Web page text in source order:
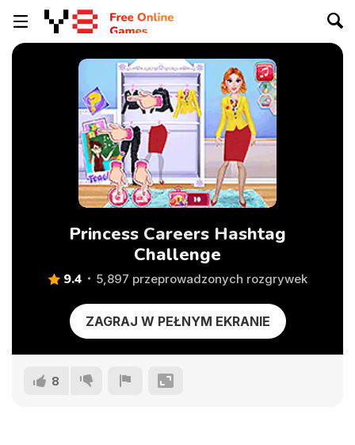
Princess Careers Hashtag
Challenge
9.4 5,897 przeprowadzonych rozgrywek
ZAGRAJ W PEŁNYM EKRANIE
8